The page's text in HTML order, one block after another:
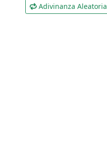
Adivinanza Aleatoria